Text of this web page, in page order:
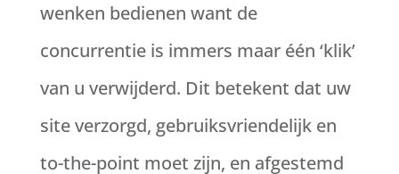
wenken bedienen want de
concurrentie is immers maar één ‘klik’
van u verwijderd. Dit betekent dat uw
site verzorgd, gebruiksvriendelijk en
to-the-point moet zijn, en afgestemd